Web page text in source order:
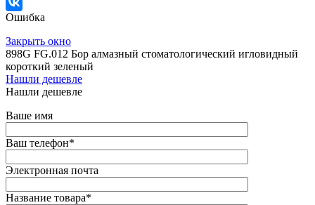
Ошибка
Закрыть окно
898G FG.012 Бор алмазный стоматологический игловидный
короткий зеленый
Нашли дешевле
Нашли дешевле
Ваше имя
Ваш телефон*
Электронная почта
Название товара*